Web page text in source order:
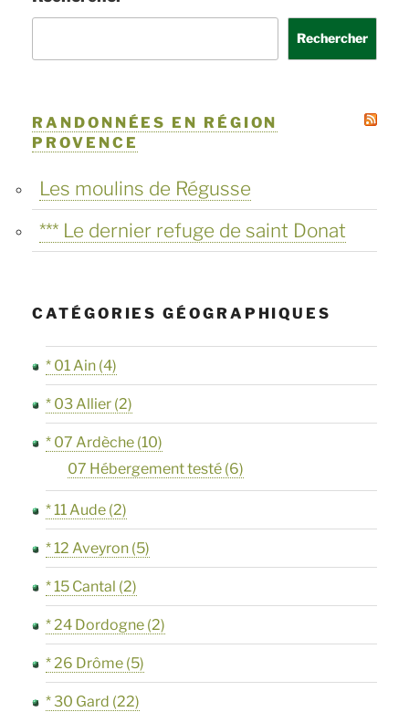
Rechercher
RANDONNÉES EN RÉGION
PROVENCE
Les moulins de Régusse
*** Le dernier refuge de saint Donat
CATÉGORIES GÉOGRAPHIQUES
* 01 Ain (4)
* 03 Allier (2)
* 07 Ardèche (10)
07 Hébergement testé (6)
* 11 Aude (2)
* 12 Aveyron (5)
* 15 Cantal (2)
* 24 Dordogne (2)
* 26 Drôme (5)
* 30 Gard (22)